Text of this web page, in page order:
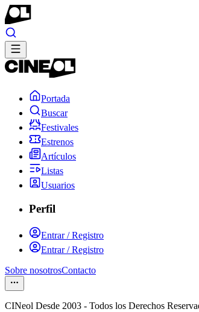
Portada
Buscar
Festivales
Estrenos
Artículos
Listas
Usuarios
Perfil
Entrar / Registro
Entrar / Registro
Sobre nosotrosContacto
CINeol Desde 2003 - Todos los Derechos